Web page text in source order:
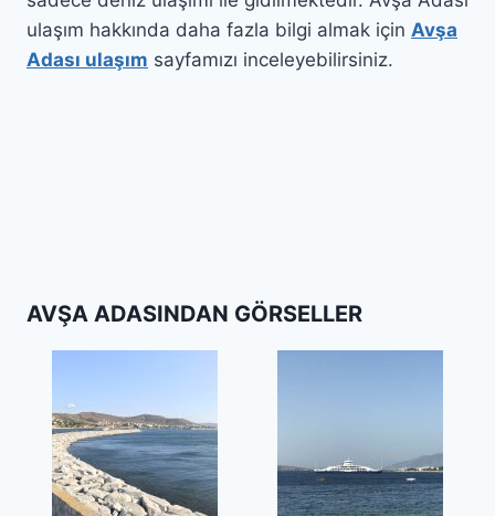
ulaşım hakkında daha fazla bilgi almak için Avşa
Adası ulaşım sayfamızı inceleyebilirsiniz.
AVŞA ADASINDAN GÖRSELLER